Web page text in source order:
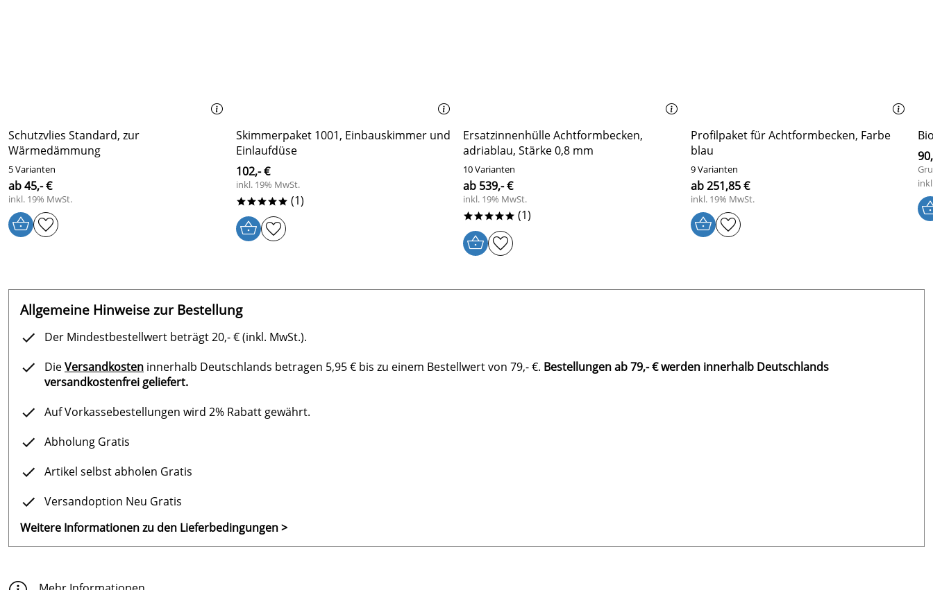
Schutzvlies Standard, zur
Wärmedämmung
5 Varianten
ab 45,- €
inkl. 19% MwSt.
Skimmerpaket 1001, Einbauskimmer und
Einlaufdüse
102,- €
inkl. 19% MwSt.
***** (1)
Ersatzinnenhülle Achtformbecken,
adriablau, Stärke 0,8 mm
10 Varianten
ab 539,- €
inkl. 19% MwSt.
***** (1)
Profilpaket für Achtformbecken, Farbe
blau
9 Varianten
ab 251,85 €
inkl. 19% MwSt.
Allgemeine Hinweise zur Bestellung
Der Mindestbestellwert beträgt 20,- € (inkl. MwSt.).
DieVersandkosten innerhalb Deutschlands betragen 5,95 € bis zu einem Bestellwert von 79,- €. Bestellungen ab 79,- € werden innerhalb Deutschlands
versandkostenfrei geliefert.
Auf Vorkassebestellungen wird 2% Rabatt gewährt.
Abholung Gratis
Artikel selbst abholen Gratis
Versandoption Neu Gratis
Weitere Informationen zu den Lieferbedingungen >